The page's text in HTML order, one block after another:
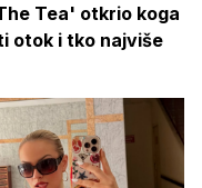
Tea' otkrio koga
otok i tko najviše